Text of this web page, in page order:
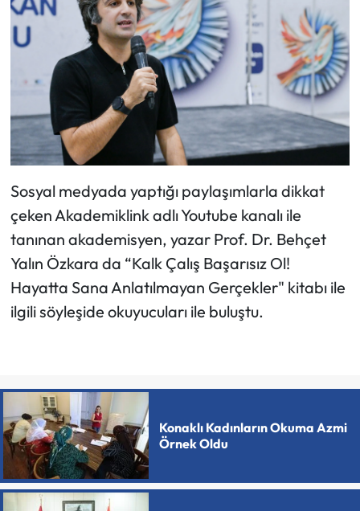
Sosyal medyada yaptığı paylaşımlarla dikkat
çeken Akademiklink adlı Youtube kanalı ile
tanınan akademisyen, yazar Prof. Dr. Behçet
Yalın Özkara da “Kalk Çalış Başarısız Ol!
Hayatta Sana Anlatılmayan Gerçekler" kitabı ile
ilgili söyleşide okuyucuları ile buluştu.
Konaklı Kadınların Okuma Azmi
Örnek Oldu